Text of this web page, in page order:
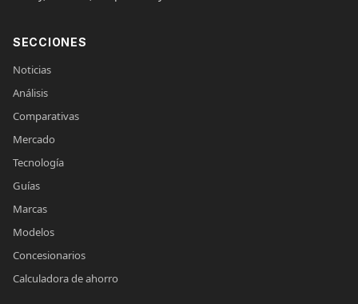
SECCIONES
Noticias
Análisis
Comparativas
Mercado
Tecnología
Guías
Marcas
Modelos
Concesionarios
Calculadora de ahorro